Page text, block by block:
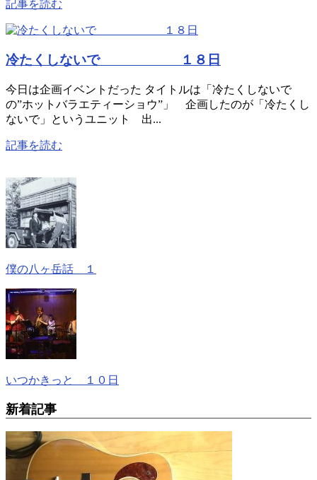
記事を読む
冷たくしないで １８日
今日は企画イベントだった タイトルは「冷たくしないで
の”ホットバラエティーショウ”」 企画したのが「冷たくし
ないで」というユニット 出...
記事を読む
僕の八ヶ岳話 １
いつかきっと １０日
新着記事